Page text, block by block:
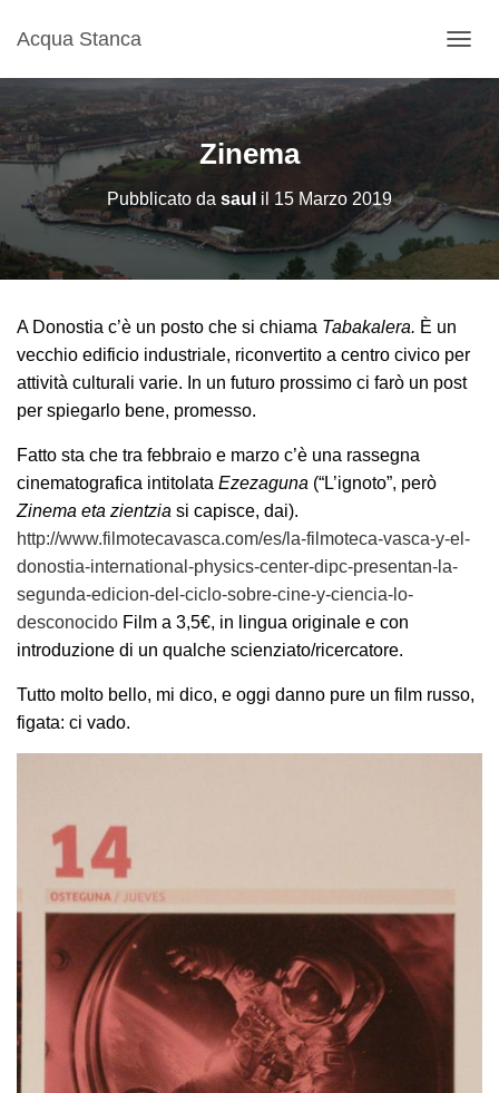
Acqua Stanca
A
I
N
G
L
Zinema
Pubblicato da saul il 15 Marzo 2019
A Donostia c’è un posto che si chiama Tabakalera. È un
vecchio edificio industriale, riconvertito a centro civico per
attività culturali varie. In un futuro prossimo ci farò un post
per spiegarlo bene, promesso.
Fatto sta che tra febbraio e marzo c’è una rassegna
cinematografica intitolata Ezezaguna (“L’ignoto”, però
Zinema eta zientzia si capisce, dai).
http://www.filmotecavasca.com/es/la-filmoteca-vasca-y-el-
donostia-international-physics-center-dipc-presentan-la-
segunda-edicion-del-ciclo-sobre-cine-y-ciencia-lo-
desconocido Film a 3,5€, in lingua originale e con
introduzione di un qualche scienziato/ricercatore.
Tutto molto bello, mi dico, e oggi danno pure un film russo,
figata: ci vado.